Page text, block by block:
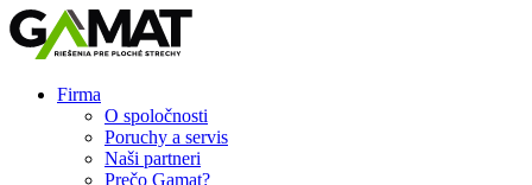
Firma
O spoločnosti
Poruchy a servis
Naši partneri
Prečo Gamat?